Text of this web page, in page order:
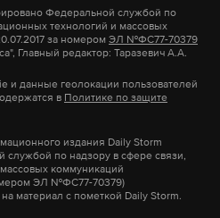
дело о посягательстве
и попытке побега из-
деловую репутацию
удалить
тормозит интернет.
Telegram,Дзени
Федеральной службой по
технологий и массовых
за номером ЭЛ №ФС77-70379
Главный редактор: Таразевич А.А.
и данные геолокации пользователей
в Политике по защите
издания Daily Storm
службой по надзору в сфере связи,
коммуникаций
ЭЛ №ФС77-70379)
материал с пометкой Daily Storm.